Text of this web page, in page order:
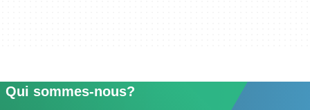
Qui sommes-nous?